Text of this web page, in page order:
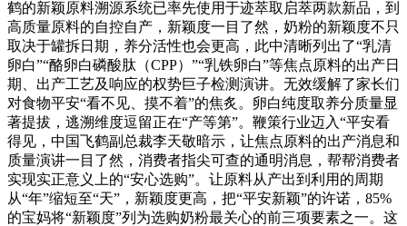
鹤的新颖原料溯源系统已率先使用于迹萃取启萃两款新品，到
高质量原料的自控自产，新颖度一目了然，奶粉的新颖度不只
取决于罐拆日期，养分活性也会更高，此中清晰列出了“乳清
卵白”“酪卵白磷酸肽（CPP）”“乳铁卵白”等焦点原料的出产日
期、出产工艺及响应的权势巨子检测演讲。无效缓解了家长们
对食物平安“看不见、摸不着”的焦炙。卵白纯度取养分质量显
著提拔，逃溯维度逗留正在“产等第”。鞭策行业迈入“平安看
得见，中国飞鹤副总裁李天敬暗示，让焦点原料的出产消息和
质量演讲一目了然，消费者指尖可查的通明消息，帮帮消费者
实现实正意义上的“安心选购”。让原料从产出到利用的周期
从“年”缩短至“天”，新颖度更高，把“平安新颖”的许诺，85%
的宝妈将“新颖度”列为选购奶粉最关心的前三项要素之一。这